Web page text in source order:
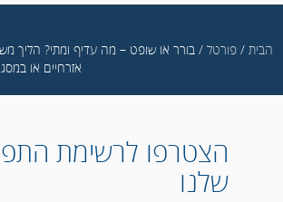
הבית / פורטל / בורר או שופט – מה עדיף ומתי? הליך
אזרחיים או
הצטרפו לרשימת
שלנו